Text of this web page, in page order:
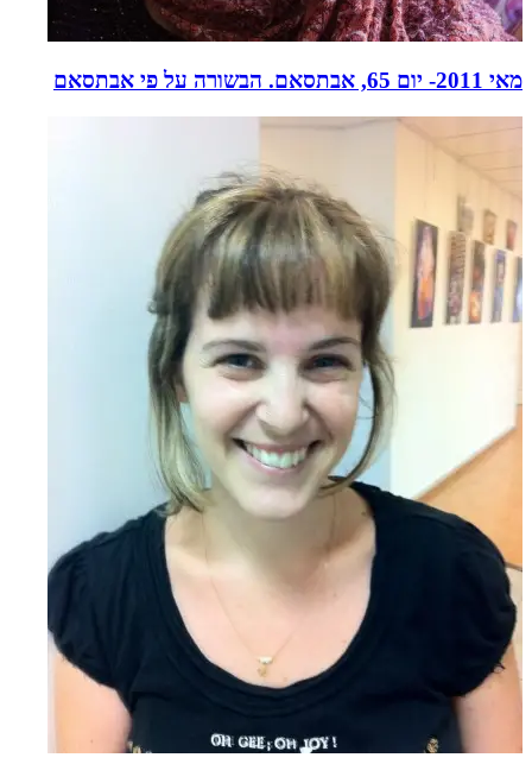
מאי 2011- יום 65, אבתסאם. הבשורה על פי אבתסאם